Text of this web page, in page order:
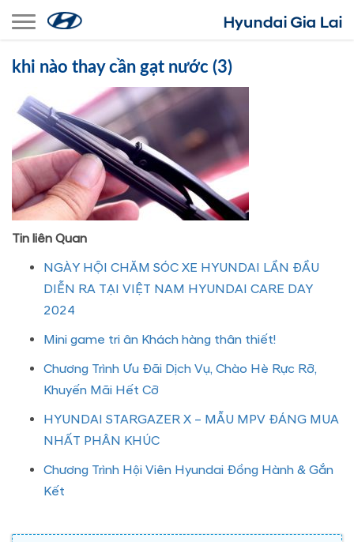
Toggle navigation
khi nào thay cần gạt nước (3)
Tin liên Quan
NGÀY HỘI CHĂM SÓC XE HYUNDAI LẦN ĐẦU
DIỄN RA TẠI VIỆT NAM HYUNDAI CARE DAY
2024
Mini game tri ân Khách hàng thân thiết!
Chương Trình Ưu Đãi Dịch Vụ, Chào Hè Rực Rỡ,
Khuyến Mãi Hết Cỡ
HYUNDAI STARGAZER X – MẪU MPV ĐÁNG MUA
NHẤT PHÂN KHÚC
Chương Trình Hội Viên Hyundai Đồng Hành & Gắn
Kết